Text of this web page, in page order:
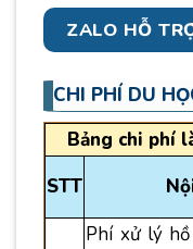
ZALO HỖ
CHI PHÍ DU
Bảng chi phí
STT
Phí xử lý